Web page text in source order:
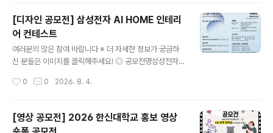
(원)생 (대표자 포함 4인 이내 팀 구성) ◎ 일 정○ 2026.
7.23. ~ 9. 11. 접수 기간○ 2026. 9.28. ~ 11. 13. 결과물
제출○ 2026. 11.16. ~ 11. 20. 1차 심사○ 2026. 11.21.
~ 11. 27. 발표 자료 제출○ 2026. 12.02. 2차 심사○ 2
026. 12월 중 시상식 진..
[디자인 공모전] 삼성전자 AI HOME 인테리
어 컨테스트
여러분의 많은 참여 바랍니다 ※ 더 자세한 정보가 궁금하
신 분들은 이미지를 클릭해주세요! ◎ 공모전명삼성전자
Contest 삼성전자 AI 기반 주거 공간 디자인 공모전 ◎
인사업자 소속) ◎ 공모주제Space for AI, Design for
Life(AI 가전을 품은 주거 공간 디자인) ◎ 공모 분야(택1)
0 0 2026. 8. 4.
[영상 공모전] 2026 한신대학교 홍보 영상